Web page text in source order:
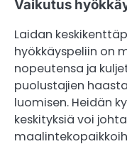
Vaikutus
Laidan
hyökkäyspeliin on
nopeutensa ja
puolustajien
luomisen. Heidän
keskityksiä voi